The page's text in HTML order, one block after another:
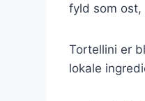
fyld som ost,
Tortellini er
lokale